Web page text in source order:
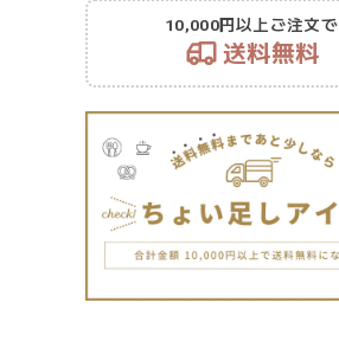
10,000円以上ご注文で
送料無料